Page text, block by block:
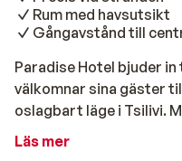
Rum med havsutsikt
Gångavstånd till
Paradise Hotel bjuder
välkomnar sina gäster
oslagbart läge i Tsilivi.
erbjuder hotellet en
Läs mer